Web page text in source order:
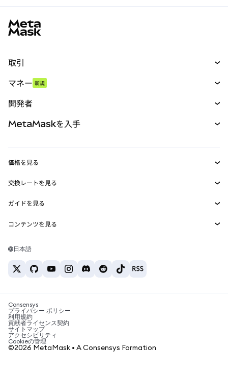
取引
パーペチュアル
RWA
マネー 新規
開発者
MetaMask Connect
Snaps
Web3サービス
MetaMaskを入手
セキュリティ
サポート
キャリア
お問い合わせ
価格を見る
イーサリアムの価格
Solanaの価格
Tetherの価格
交換レートを見る
ETH→USD
USDT→INR
BTC→INR
ETH→USDT
ガイドを見る
ETHの購入
USDTの購入
SHIBの購入
BNBの購入
コンテンツを見る
Solanaウォレット
税制関連ニュース
暗号資産の購入方法は？
ビットコインを売るには？
日本語
Consensys
プライバシー ポリシー
利用規約
貢献者ライセンス契約
サイトマップ
アクセシビリティ
Cookieの管理
©2026 MetaMask • A Consensys Formation